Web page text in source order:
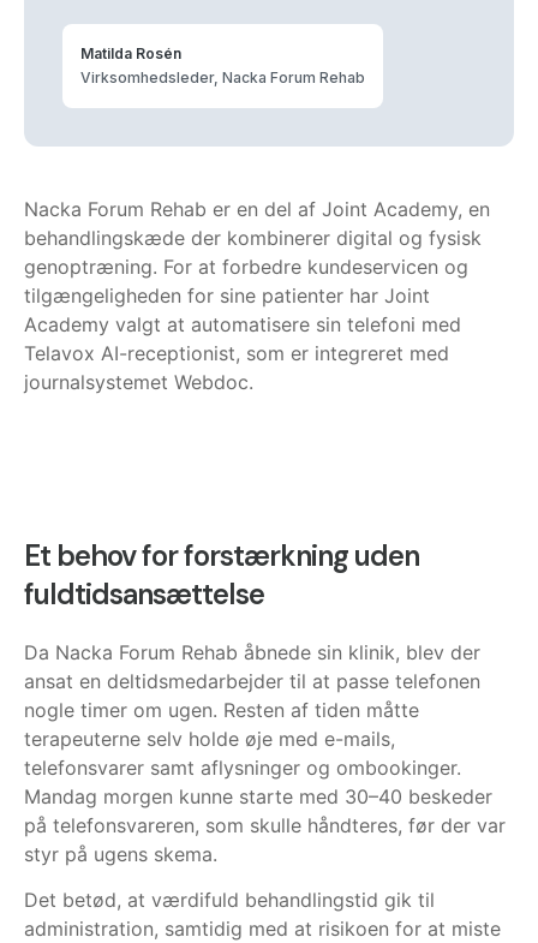
Matilda Rosén
Virksomhedsleder, Nacka Forum Rehab
Nacka Forum Rehab er en del af Joint Academy, en
behandlingskæde der kombinerer digital og fysisk
genoptræning. For at forbedre kundeservicen og
tilgængeligheden for sine patienter har Joint
Academy valgt at automatisere sin telefoni med
Telavox AI-receptionist, som er integreret med
journalsystemet Webdoc.
Et behov for forstærkning uden
fuldtidsansættelse
Da Nacka Forum Rehab åbnede sin klinik, blev der
ansat en deltidsmedarbejder til at passe telefonen
nogle timer om ugen. Resten af tiden måtte
terapeuterne selv holde øje med e-mails,
telefonsvarer samt aflysninger og ombookinger.
Mandag morgen kunne starte med 30–40 beskeder
på telefonsvareren, som skulle håndteres, før der var
styr på ugens skema.
Det betød, at værdifuld behandlingstid gik til
administration, samtidig med at risikoen for at miste